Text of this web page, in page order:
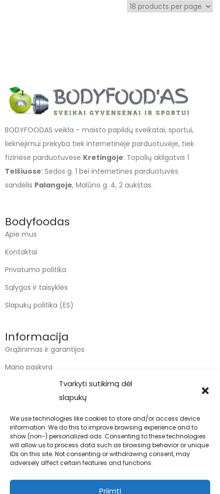
Tvarkyti sutikimą dėl
slapukų
We use technologies like cookies to store and/or access device
information. We do this to improve browsing experience and to
show (non-) personalized ads. Consenting to these technologies
will allow us to process data such as browsing behavior or unique
IDs on this site. Not consenting or withdrawing consent, may
adversely affect certain features and functions.
Priimti
BODYFOODAS veikla – maisto papildų sveikatai, sportui,
lieknėjimui prekyba tiek internetinėje parduotuvėje, tiek
fizinėse parduotuvėse Kretingoje: Topolių akligatvis 1
Telšiuose: Sedos g. 1 bei internetinės parduotuvės
sandėlis Palangoje, Malūno g. 4, 2 aukštas.
Bodyfoodas
Apie mus
Kontaktai
Privatumo politika
Sąlygos ir taisyklės
Slapukų politika (ES)
Informacija
Grąžinimas ir garantijos
Mano paskyra
Kontaktai
info@bodyfoodas.lt
+370 600 77017